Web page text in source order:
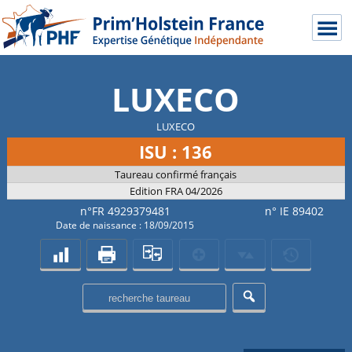
LUXECO
LUXECO
ISU : 136
Taureau confirmé français
Edition FRA 04/2026
n°FR 4929379481 n° IE 89402
Date de naissance : 18/09/2015